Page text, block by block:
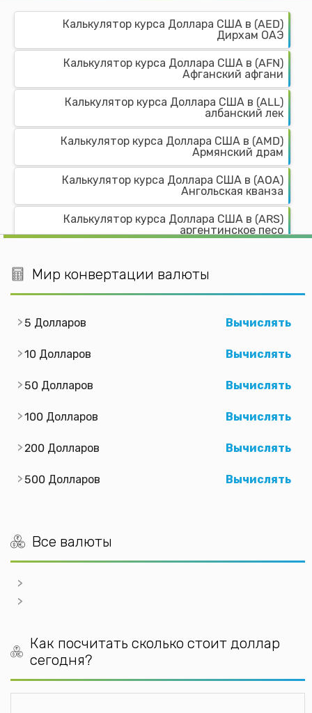
Калькулятор курса Доллара США в (AED)
Дирхам ОАЭ
Калькулятор курса Доллара США в (AFN)
Афганский афгани
Калькулятор курса Доллара США в (ALL)
албанский лек
Калькулятор курса Доллара США в (AMD)
Армянский драм
Калькулятор курса Доллара США в (AOA)
Ангольская кванза
Калькулятор курса Доллара США в (ARS)
аргентинское песо
австралийский доллар
Калькулятор курса Доллара США в (AWG)
Азербайджанский манат
Барбадосский или Баджанский доллар
Калькулятор курса Доллара США в (BDT)
бангладешская така
Калькулятор курса Доллара США в (BGN)
Калькулятор курса Доллара США в (BOB)
Бразильский реал
Мир конвертации валюты
5 Долларов Вычислять
10 Долларов Вычислять
50 Долларов Вычислять
100 Долларов Вычислять
200 Долларов Вычислять
500 Долларов Вычислять
Все валюты
Как посчитать сколько стоит доллар
сегодня?